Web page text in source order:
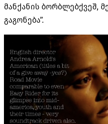
მანქანის ბორბლებქვეშ,
გაგონება”.